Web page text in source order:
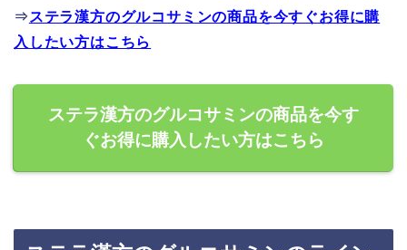
⇒ ステラ漢方のグルコサミンの商品を今すぐお得に購
入したい方はこちら
ステラ漢方のグルコサミンの商品を今す
ぐお得に購入したい方はこちら